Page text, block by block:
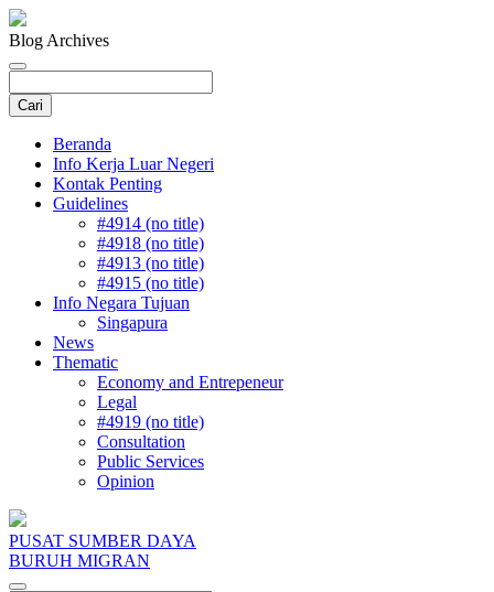
Blog Archives
Beranda
Info Kerja Luar Negeri
Kontak Penting
Guidelines
#4914 (no title)
#4918 (no title)
#4913 (no title)
#4915 (no title)
Info Negara Tujuan
Singapura
News
Thematic
Economy and Entrepeneur
Legal
#4919 (no title)
Consultation
Public Services
Opinion
PUSAT SUMBER DAYA
BURUH MIGRAN